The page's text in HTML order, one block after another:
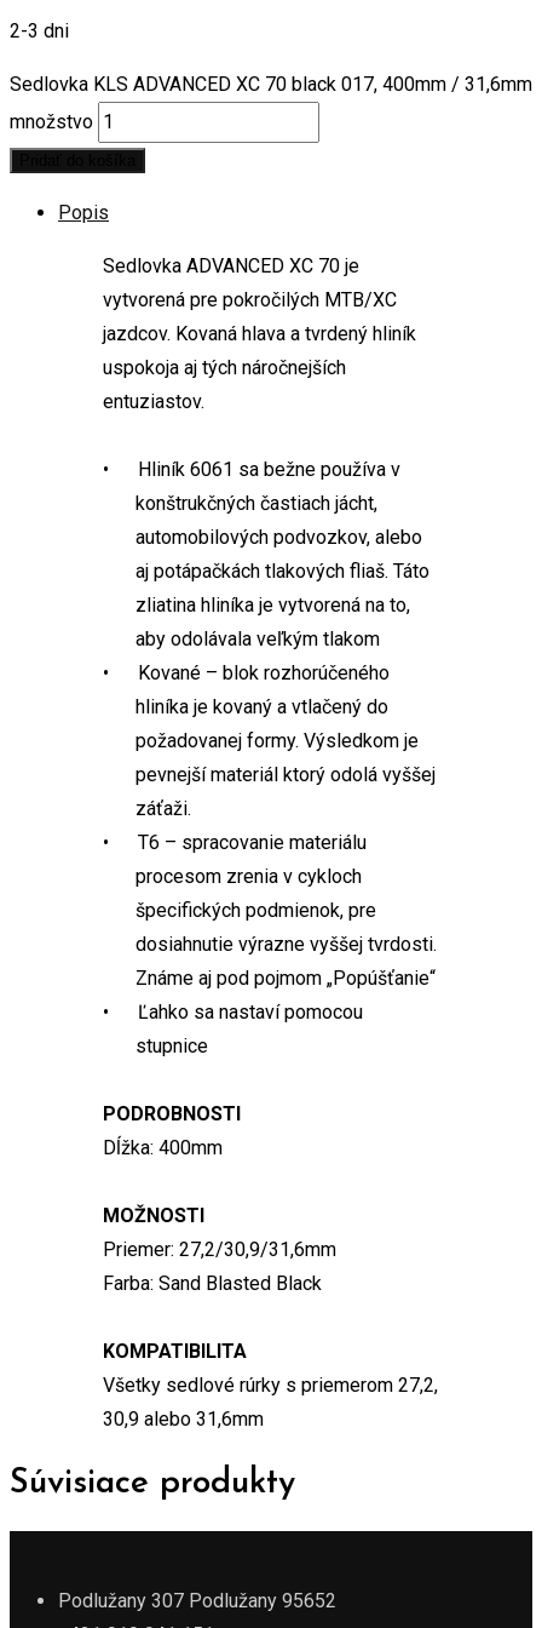
2-3 dni
Sedlovka KLS ADVANCED XC 70 black 017, 400mm / 31,6mm
množstvo
Popis
Sedlovka ADVANCED XC 70 je
vytvorená pre pokročilých MTB/XC
jazdcov. Kovaná hlava a tvrdený hliník
uspokoja aj tých náročnejších
entuziastov.
• Hliník 6061 sa bežne používa v
konštrukčných častiach jácht,
automobilových podvozkov, alebo
aj potápačkách tlakových fliaš. Táto
zliatina hliníka je vytvorená na to,
aby odolávala veľkým tlakom
• Kované – blok rozhorúčeného
hliníka je kovaný a vtlačený do
požadovanej formy. Výsledkom je
pevnejší materiál ktorý odolá vyššej
záťaži.
• T6 – spracovanie materiálu
procesom zrenia v cykloch
špecifických podmienok, pre
dosiahnutie výrazne vyššej tvrdosti.
Známe aj pod pojmom „Popúšťanie“
• Ľahko sa nastaví pomocou
stupnice
PODROBNOSTI
Dĺžka: 400mm
MOŽNOSTI
Priemer: 27,2/30,9/31,6mm
Farba: Sand Blasted Black
KOMPATIBILITA
Všetky sedlové rúrky s priemerom 27,2,
30,9 alebo 31,6mm
Súvisiace produkty
Podlužany 307 Podlužany 95652